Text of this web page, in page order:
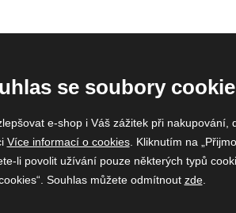
se soubory
e-shop i Váš zážitek při nakupování,
Více informací o cookies. Kliknutím na
li povolit užívání pouze některých typů
Souhlas můžete odmítnout zde.